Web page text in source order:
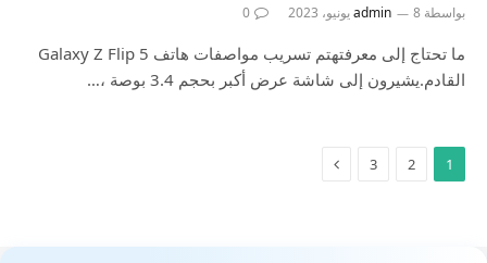
بواسطة admin 8 يونيو، 2023 0
ما تحتاج إلى معرفتهتم تسريب مواصفات هاتف Galaxy Z Flip 5
القادم.يشيرون إلى شاشة عرض أكبر بحجم 3.4 بوصة ،…
1
2
3